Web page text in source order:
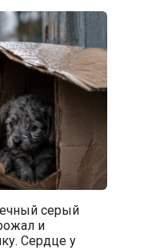
серый
и
Сердце у